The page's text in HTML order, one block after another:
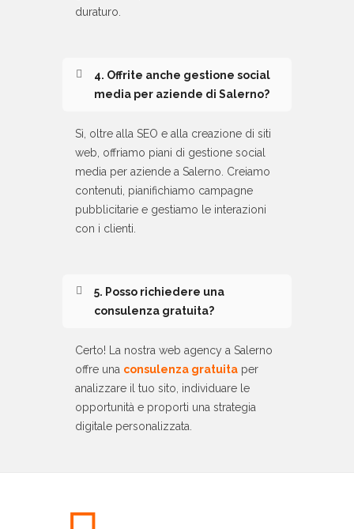
duraturo.
4. Offrite anche gestione social
media per aziende di Salerno?
Sì, oltre alla SEO e alla creazione di siti
web, offriamo piani di gestione social
media per aziende a Salerno. Creiamo
contenuti, pianifichiamo campagne
pubblicitarie e gestiamo le interazioni
con i clienti.
5. Posso richiedere una
consulenza gratuita?
Certo! La nostra web agency a Salerno
offre una consulenza gratuita per
analizzare il tuo sito, individuare le
opportunità e proporti una strategia
digitale personalizzata.